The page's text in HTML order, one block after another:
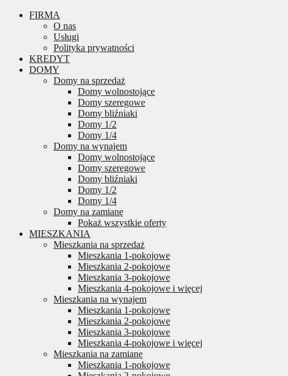
FIRMA
O nas
Usługi
Polityka prywatności
KREDYT
DOMY
Domy na sprzedaż
Domy wolnostojące
Domy szeregowe
Domy bliźniaki
Domy 1/2
Domy 1/4
Domy na wynajem
Domy wolnostojące
Domy szeregowe
Domy bliźniaki
Domy 1/2
Domy 1/4
Domy na zamianę
Pokaż wszystkie oferty
MIESZKANIA
Mieszkania na sprzedaż
Mieszkania 1-pokojowe
Mieszkania 2-pokojowe
Mieszkania 3-pokojowe
Mieszkania 4-pokojowe i więcej
Mieszkania na wynajem
Mieszkania 1-pokojowe
Mieszkania 2-pokojowe
Mieszkania 3-pokojowe
Mieszkania 4-pokojowe i więcej
Mieszkania na zamianę
Mieszkania 1-pokojowe